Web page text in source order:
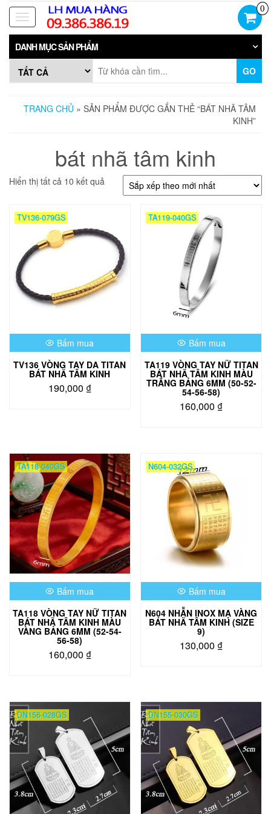
Skip
the
content
Toggle
navigation
0
DANH MỤC SẢN PHẨM
GO
TRANG CHỦ » SẢN PHẨM ĐƯỢC GẮN THẺ “BÁT NHÃ TÂM
KINH”
bát nhã tâm kinh
Hiển thị tất cả 10 kết quả
mới
nhất
TV136-079GS
Bấm mua
TV136 VÒNG TAY DA TITAN
BÁT NHÃ TÂM KINH
190,000 ₫
TA119-040GS
Bấm mua
TA119 VÒNG TAY NỮ TITAN
BÁT NHÃ TÂM KINH MÀU
TRẮNG BẢNG 6MM (50-52-
54-56-58)
160,000 ₫
nhiều
biến
thể.
Các
tùy
chọn
có
thể
được
chọn
trên
sản
phẩm
TA118-040GS
Bấm mua
TA118 VÒNG TAY NỮ TITAN
BÁT NHÃ TÂM KINH MÀU
VÀNG BẢNG 6MM (52-54-
56-58)
160,000 ₫
nhiều
biến
thể.
Các
tùy
chọn
có
thể
N604-032GS
Bấm mua
N604 NHẪN INOX MẠ VÀNG
BÁT NHÃ TÂM KINH (SIZE
9)
130,000 ₫
có
biến
thể.
Các
tùy
chọn
có
thể
được
DN156-028GS DN155-030GS